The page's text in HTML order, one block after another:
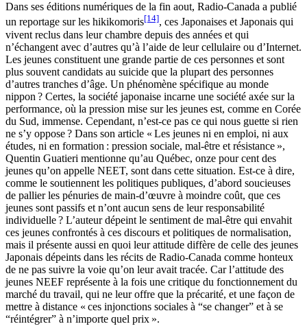
Dans ses éditions numériques de la fin aout, Radio-Canada a publié
un reportage sur les hikikomoris[14], ces Japonaises et Japonais qui
vivent reclus dans leur chambre depuis des années et qui
n’échangent avec d’autres qu’à l’aide de leur cellulaire ou d’Internet.
Les jeunes constituent une grande partie de ces personnes et sont
plus souvent candidats au suicide que la plupart des personnes
d’autres tranches d’âge. Un phénomène spécifique au monde
nippon ? Certes, la société japonaise incarne une société axée sur la
performance, où la pression mise sur les jeunes est, comme en Corée
du Sud, immense. Cependant, n’est-ce pas ce qui nous guette si rien
ne s’y oppose ? Dans son article « Les jeunes ni en emploi, ni aux
études, ni en formation : pression sociale, mal-être et résistance »,
Quentin Guatieri mentionne qu’au Québec, onze pour cent des
jeunes qu’on appelle NEET, sont dans cette situation. Est-ce à dire,
comme le soutiennent les politiques publiques, d’abord soucieuses
de pallier les pénuries de main-d’œuvre à moindre coût, que ces
jeunes sont passifs et n’ont aucun sens de leur responsabilité
individuelle ? L’auteur dépeint le sentiment de mal-être qui envahit
ces jeunes confrontés à ces discours et politiques de normalisation,
mais il présente aussi en quoi leur attitude diffère de celle des jeunes
Japonais dépeints dans les récits de Radio-Canada comme honteux
de ne pas suivre la voie qu’on leur avait tracée. Car l’attitude des
jeunes NEEF représente à la fois une critique du fonctionnement du
marché du travail, qui ne leur offre que la précarité, et une façon de
mettre à distance « ces injonctions sociales à “se changer” et à se
“réintégrer” à n’importe quel prix ».